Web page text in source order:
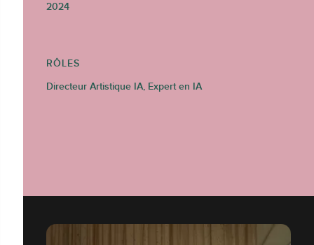
2024
RÔLES
Directeur Artistique IA, Expert en IA